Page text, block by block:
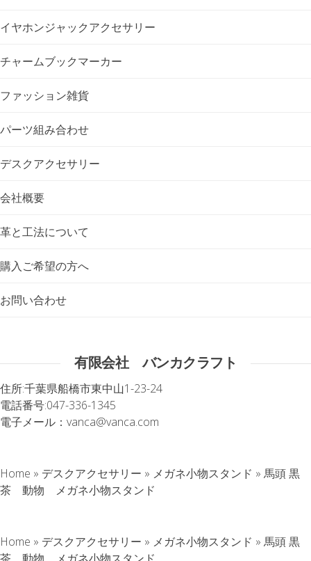
ョ
ン
イヤホンジャックアクセサリー
チャームブックマーカー
ファッション雑貨
パーツ組み合わせ
デスクアクセサリー
会社概要
革と工法について
購入ご希望の方へ
お問い合わせ
有限会社 バンカクラフト
住所:千葉県船橋市東中山1-23-24
電話番号:047-336-1345
電子メール： vanca@vanca.com
Home » デスクアクセサリー » メガネ小物スタンド » 馬頭 黒
茶 動物 メガネ小物スタンド
Home » デスクアクセサリー » メガネ小物スタンド » 馬頭 黒